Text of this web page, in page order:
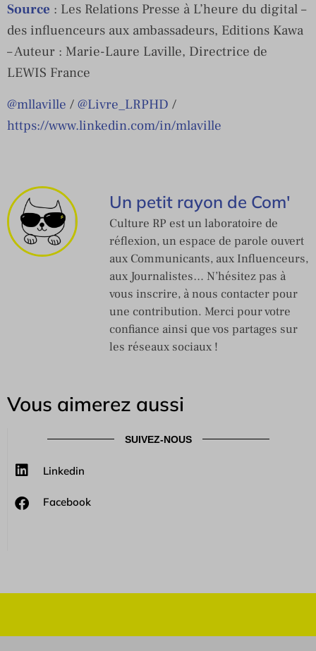
Source : Les Relations Presse à L’heure du digital –
des influenceurs aux ambassadeurs, Editions Kawa
– Auteur : Marie-Laure Laville, Directrice de
LEWIS France
@mllaville / @Livre_LRPHD /
https://www.linkedin.com/in/mlaville
Un petit rayon de Com'
Culture RP est un laboratoire de
réflexion, un espace de parole ouvert
aux Communicants, aux Influenceurs,
aux Journalistes… N’hésitez pas à
vous inscrire, à nous contacter pour
une contribution. Merci pour votre
confiance ainsi que vos partages sur
les réseaux sociaux !
Vous aimerez aussi
SUIVEZ-NOUS
Linkedin
Facebook